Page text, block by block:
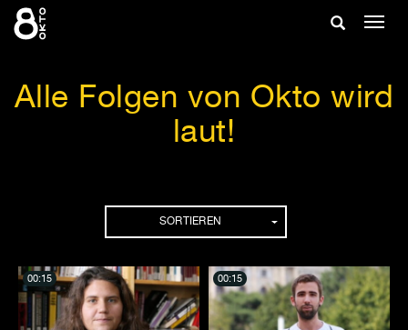
Zum
Inhalt
Suche
Alle Folgen von Okto wird
laut!
SORTIEREN
00:15 00:15